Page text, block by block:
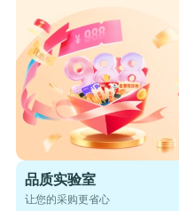
品质实验室
让您的采购更省心